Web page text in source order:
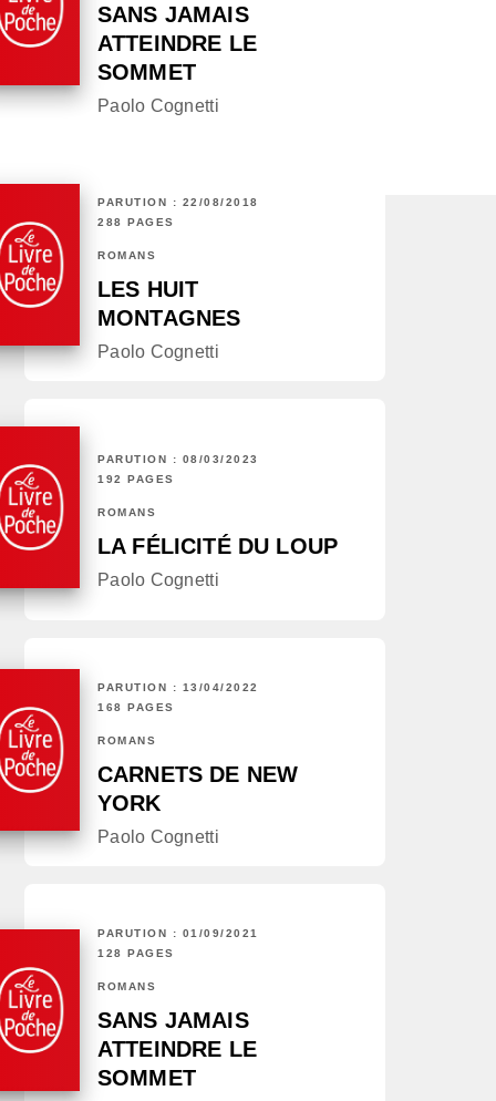
SANS JAMAIS
ATTEINDRE LE
SOMMET
Paolo Cognetti
PARUTION : 22/08/2018
288 PAGES
ROMANS
LES HUIT
MONTAGNES
Paolo Cognetti
PARUTION : 08/03/2023
192 PAGES
ROMANS
LA FÉLICITÉ DU LOUP
Paolo Cognetti
PARUTION : 13/04/2022
168 PAGES
ROMANS
CARNETS DE NEW
YORK
Paolo Cognetti
PARUTION : 01/09/2021
128 PAGES
ROMANS
SANS JAMAIS
ATTEINDRE LE
SOMMET